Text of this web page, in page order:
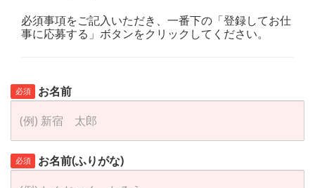
必須事項をご記入いただき、一番下の「登録してお仕
事に応募する」ボタンをクリックしてください。
必須 お名前
必須 お名前(ふりがな)